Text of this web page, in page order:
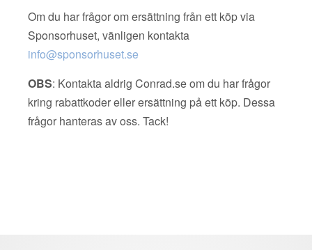
Om du har frågor om ersättning från ett köp via
Sponsorhuset, vänligen kontakta
info@sponsorhuset.se
OBS: Kontakta aldrig Conrad.se om du har frågor
kring rabattkoder eller ersättning på ett köp. Dessa
frågor hanteras av oss. Tack!